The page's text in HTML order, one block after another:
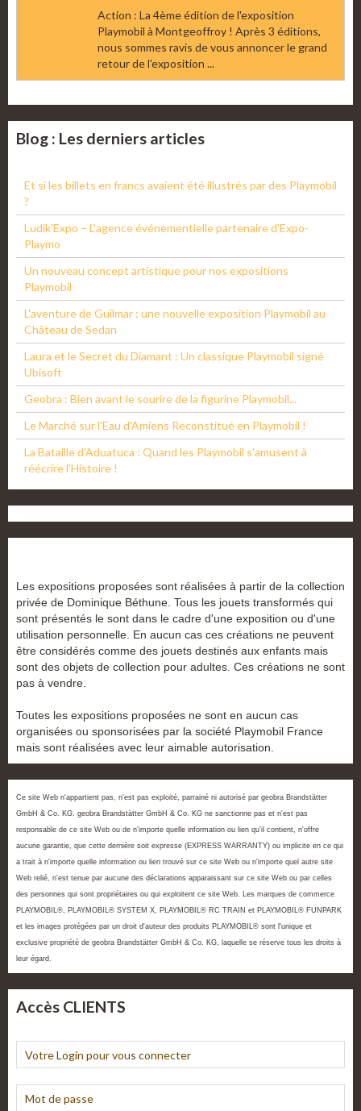
Action : La 4ème édition de l'exposition
Playmobil à Montgeoffroy ! Après 3 éditions,
nous sommes ravis de vous annoncer le grand
retour de l'exposition ...
Blog : Les derniers articles
Et si les billets en francs avaient été illustrés par des Playmobil
?
Ludik'Expo – L'agence événementielle partenaire d'Expo-
Playmo
Un nouveau concept artistique pour nos expositions
Playmobil
L'aventure de Guilmar : une nouvelle exposition Playmobil au
Château de Sedan
Laura et le Secret du Diamant : Un classique Playmobil signé
Ubisoft
Geobra : Bien avant le sourire de la figurine Playmobil...
Le Marché sur l'Eau d'Amiens Reconstitué en Playmobil !
La Bataille d'Aduatuca : Quand les Playmobil s'amusent à
réécrire l'Histoire !
Les expositions proposées sont réalisées à partir de la collection
privée de Dominique Béthune. Tous les jouets transformés qui
sont présentés le sont dans le cadre d'une exposition ou d'une
utilisation personnelle. En aucun cas ces créations ne peuvent
être considérés comme des jouets destinés aux enfants mais
sont des objets de collection pour adultes. Ces créations ne sont
pas à vendre.
Toutes les expositions proposées ne sont en aucun cas
organisées ou sponsorisées par la société Playmobil France
mais sont réalisées avec leur aimable autorisation.
Ce site Web n'appartient pas, n'est pas exploité, parrainé ni autorisé par geobra Brandstätter
GmbH & Co. KG. geobra Brandstätter GmbH & Co. KG ne sanctionne pas et n'est pas
responsable de ce site Web ou de n'importe quelle information ou lien qu'il contient, n'offre
aucune garantie, que cette dernière soit expresse (EXPRESS WARRANTY) ou implicite en ce qui
a trait à n'importe quelle information ou lien trouvé sur ce site Web ou n'importe quel autre site
Web relié, n'est tenue par aucune des déclarations apparaissant sur ce site Web ou par celles
des personnes qui sont propriétaires ou qui exploitent ce site Web. Les marques de commerce
PLAYMOBIL®, PLAYMOBIL® SYSTEM X, PLAYMOBIL® RC TRAIN et PLAYMOBIL® FUNPARK
et les images protégées par un droit d'auteur des produits PLAYMOBIL® sont l'unique et
exclusive propriété de geobra Brandstätter GmbH & Co. KG, laquelle se réserve tous les droits à
leur égard.
Accès CLIENTS